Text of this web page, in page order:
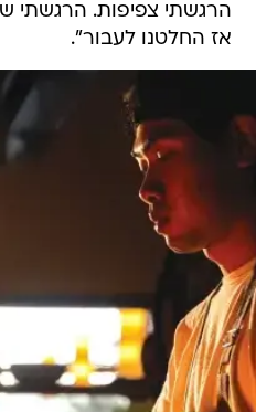
הרגשתי צפיפות. הרגשתי
אז החלטנו לעבור".